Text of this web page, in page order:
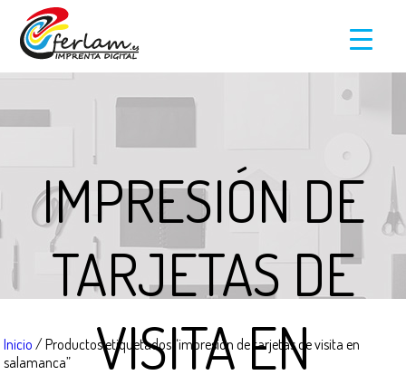
IMPRESIÓN DE
TARJETAS DE
VISITA EN
Inicio / Productos etiquetados “impresión de tarjetas de visita en
salamanca”